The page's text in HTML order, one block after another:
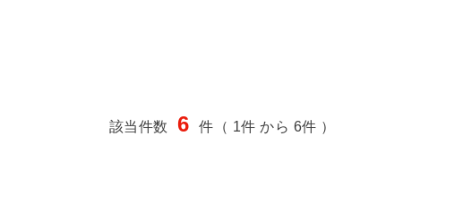
該当件数 6 件（ 1件 から 6件 ）